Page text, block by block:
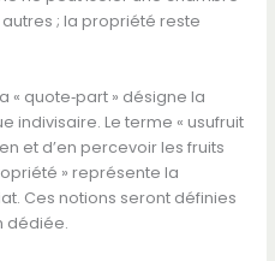
; la propriété reste
« quote‑part » désigne la
indivisaire. Le terme « usufruit
et d’en percevoir les fruits
» représente la
Ces notions seront définies
dédiée.